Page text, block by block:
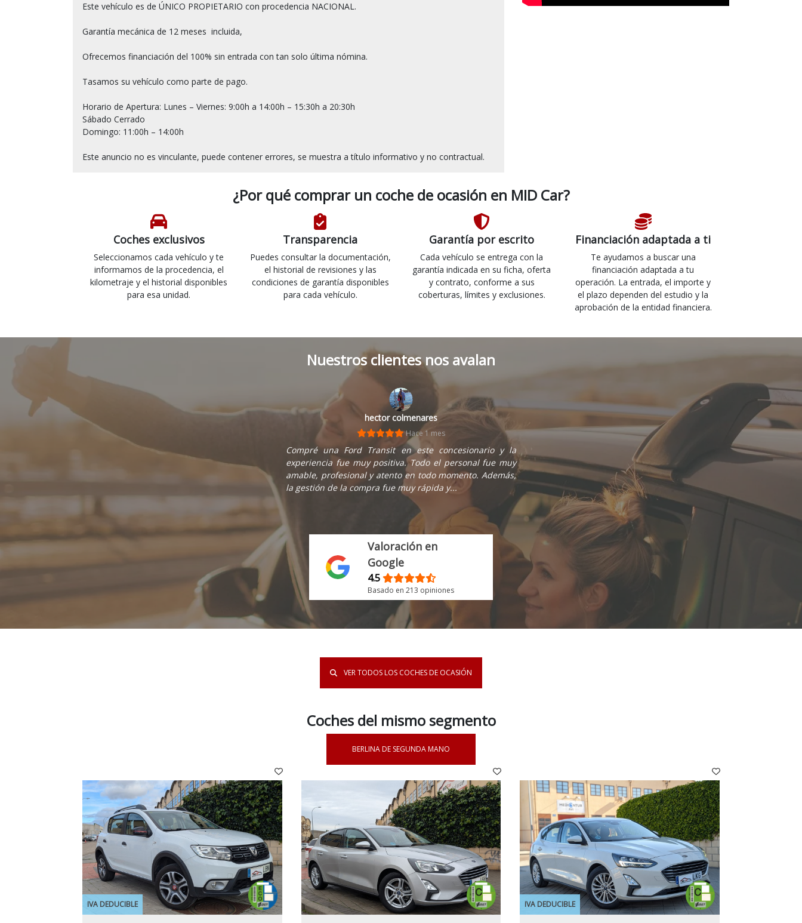
Este vehículo es de ÚNICO PROPIETARIO con procedencia NACIONAL.
Garantía mecánica de 12 meses  incluida,
Ofrecemos financiación del 100% sin entrada con tan solo última nómina.
Tasamos su vehículo como parte de pago.
Horario de Apertura: Lunes – Viernes: 9:00h a 14:00h – 15:30h a 20:30h
Sábado Cerrado
Domingo: 11:00h – 14:00h
¿Por qué comprar un coche de ocasión en MID Car?
Coches exclusivos
Seleccionamos cada vehículo y te
informamos de la procedencia, el
kilometraje y el historial disponibles
para esa unidad.
Transparencia
Puedes consultar la documentación,
el historial de revisiones y las
condiciones de garantía disponibles
para cada vehículo.
Garantía por escrito
Cada vehículo se entrega con la
garantía indicada en su ficha, oferta
y contrato, conforme a sus
coberturas, límites y exclusiones.
Financiación adaptada a ti
Te ayudamos a buscar una
financiación adaptada a tu
operación. La entrada, el importe y
el plazo dependen del estudio y la
aprobación de la entidad financiera.
Nuestros clientes nos avalan
hector colmenares
Hace 1 mes
Compré una Ford Transit en este concesionario y la
experiencia fue muy positiva. Todo el personal fue muy
amable, profesional y atento en todo momento. Además,
la gestión de la compra fue muy rápida y...
Valoración en
Google
4.5
Basado en 213 opiniones
VER TODOS LOS COCHES DE OCASIÓN
Coches del mismo segmento
BERLINA DE SEGUNDA MANO
IVA DEDUCIBLE IVA DEDUCIBLE